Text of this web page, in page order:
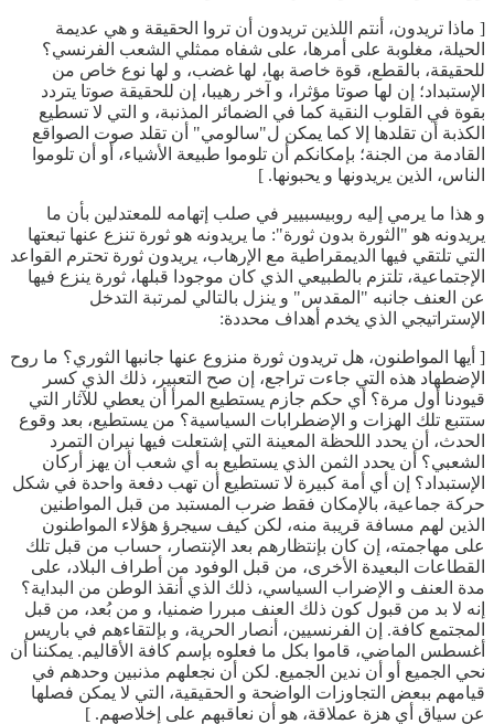
[ ماذا تريدون، أنتم اللذين تريدون أن تروا الحقيقة و هي عديمة
الحيلة، مغلوبة على أمرها، على شفاه ممثلي الشعب الفرنسي؟
للحقيقة، بالقطع، قوة خاصة بها، لها غضب، و لها نوع خاص من
الإستبداد؛ إن لها صوتا مؤثرا، و آخر رهيبا، إن للحقيقة صوتا يتردد
بقوة في القلوب النقية كما في الضمائر المذنبة، و التي لا تسطيع
الكذبة أن تقلدها إلا كما يمكن ل"سالومي" أن تقلد صوت الصواقع
القادمة من الجنة؛ بإمكانكم أن تلوموا طبيعة الأشياء، أو أن تلوموا
الناس، الذين يريدونها و يحبونها. ]
و هذا ما يرمي إليه روبيسبيير في صلب إتهامه للمعتدلين بأن ما
يريدونه هو "الثورة بدون ثورة": ما يريدونه هو ثورة تنزع عنها تبعتها
التي تلتقي فيها الديمقراطية مع الإرهاب، يريدون ثورة تحترم القواعد
الإجتماعية، تلتزم بالطبيعي الذي كان موجودا قبلها، ثورة ينزع فيها
عن العنف جانبه "المقدس" و ينزل بالتالي لمرتبة التدخل
الإستراتيجي الذي يخدم أهداف محددة:
[ أيها المواطنون، هل تريدون ثورة منزوع عنها جانبها الثوري؟ ما روح
الإضطهاد هذه التي جاءت تراجع، إن صح التعبير، ذلك الذي كسر
قيودنا أول مرة؟ أي حكم جازم يستطيع المرأ أن يعطي للآثار التي
ستتبع تلك الهزات و الإضطرابات السياسية؟ من يستطيع، بعد وقوع
الحدث، أن يحدد اللحظة المعينة التي إشتعلت فيها نيران التمرد
الشعبي؟ أن يحدد الثمن الذي يستطيع به أي شعب أن يهز أركان
الإستبداد؟ إن أي أمة كبيرة لا تستطيع أن تهب دفعة واحدة في شكل
حركة جماعية، بالإمكان فقط ضرب المستبد من قبل المواطنين
الذين لهم مسافة قريبة منه، لكن كيف سيجرؤ هؤلاء المواطنون
على مهاجمته، إن كان بإنتظارهم بعد الإنتصار، حساب من قبل تلك
القطاعات البعيدة الأخرى، من قبل الوفود من أطراف البلاد، على
مدة العنف و الإضراب السياسي، ذلك الذي أنقذ الوطن من البداية؟
إنه لا بد من قبول كون ذلك العنف مبررا ضمنيا، و من بُعد، من قبل
المجتمع كافة. إن الفرنسيين، أنصار الحرية، و بإلتقاءهم في باريس
أغسطس الماضي، قاموا بكل ما فعلوه بإسم كافة الأقاليم. يمكننا أن
نحي الجميع أو أن ندين الجميع. لكن أن نجعلهم مذنبين وحدهم في
قيامهم ببعض التجاوزات الواضحة و الحقيقية، التي لا يمكن فصلها
عن سياق أي هزة عملاقة، هو أن نعاقبهم على إخلاصهم. ]